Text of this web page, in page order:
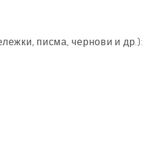
писма, чернови и